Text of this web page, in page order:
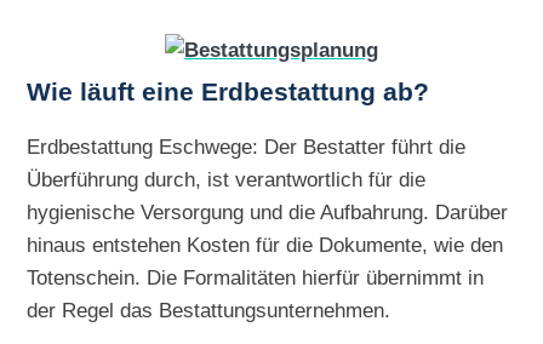
Wie läuft eine Erdbestattung ab?
Erdbestattung Eschwege: Der Bestatter führt die
Überführung durch, ist verantwortlich für die
hygienische Versorgung und die Aufbahrung. Darüber
hinaus entstehen Kosten für die Dokumente, wie den
Totenschein. Die Formalitäten hierfür übernimmt in
der Regel das Bestattungsunternehmen.